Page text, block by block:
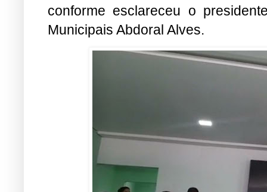
conforme esclareceu o
Municipais Abdoral Alves.